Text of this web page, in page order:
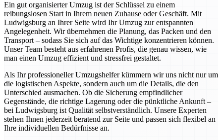
Ein gut organisierter Umzug ist der Schlüssel zu einem
reibungslosen Start in Ihrem neuen Zuhause oder Geschäft. Mit
Ludwigsburg an Ihrer Seite wird Ihr Umzug zur entspannten
Angelegenheit. Wir übernehmen die Planung, das Packen und den
Transport – sodass Sie sich auf das Wichtige konzentrieren können.
Unser Team besteht aus erfahrenen Profis, die genau wissen, wie
man einen Umzug effizient und stressfrei gestaltet.
Als Ihr professioneller Umzugshelfer kümmern wir uns nicht nur um
die logistischen Aspekte, sondern auch um die Details, die den
Unterschied ausmachen. Ob die Sicherung empfindlicher
Gegenstände, die richtige Lagerung oder die pünktliche Ankunft –
bei Ludwigsburg ist Qualität selbstverständlich. Unsere Experten
stehen Ihnen jederzeit beratend zur Seite und passen sich flexibel an
Ihre individuellen Bedürfnisse an.